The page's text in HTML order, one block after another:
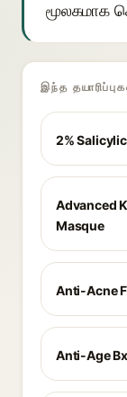
மூலகமாக
இந்த
2%
Advanced
Masque
Anti-Acne
Anti-Age